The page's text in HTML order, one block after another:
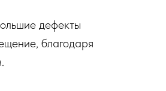
дефекты
благодаря